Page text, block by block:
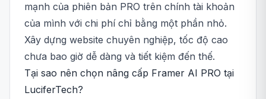
mạnh của phiên bản PRO trên chính tài khoản
của mình với chi phí chỉ bằng một phần nhỏ.
Xây dựng website chuyên nghiệp, tốc độ cao
chưa bao giờ dễ dàng và tiết kiệm đến thế.
Tại sao nên chọn nâng cấp Framer AI PRO tại
LuciferTech?